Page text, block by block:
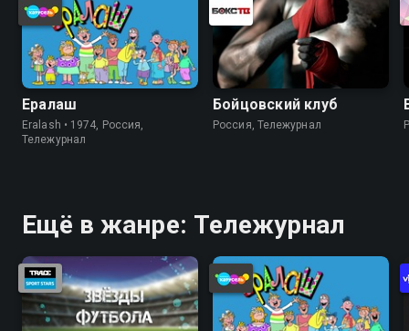
Ералаш
Eralash • 1974, Россия,
Тележурнал
Бойцовский клуб
Россия, Тележурнал
Ещё в жанре: Тележурнал